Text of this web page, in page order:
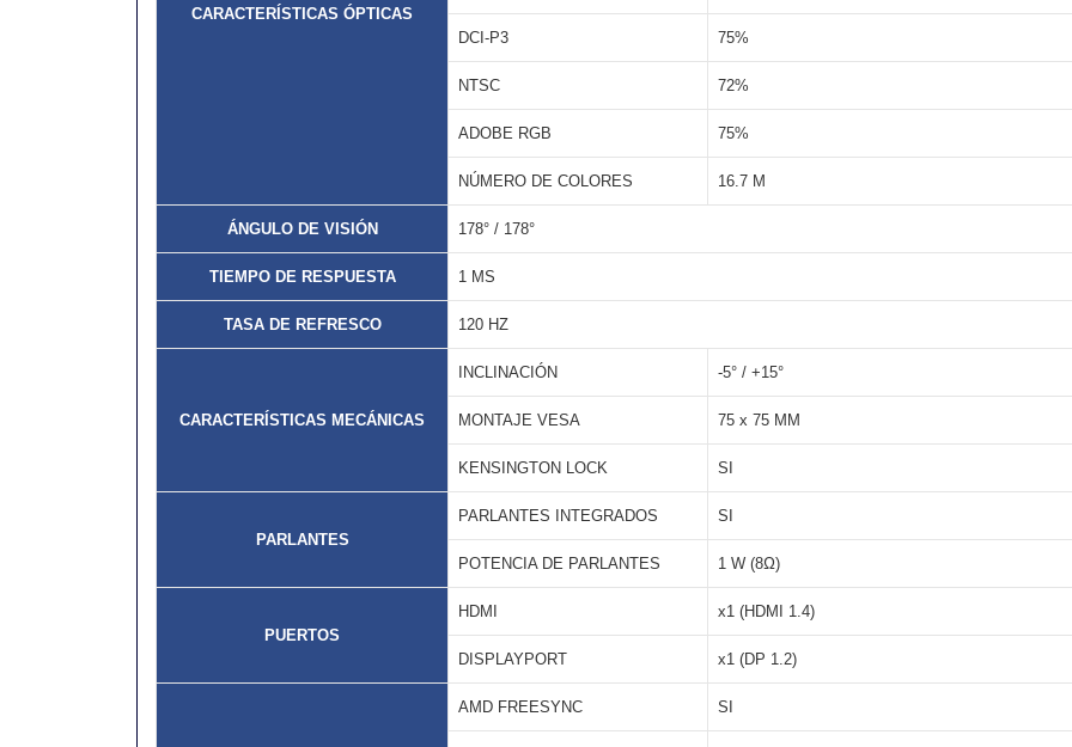
CARACTERÍSTICAS ÓPTICAS
DCI-P3 75%
NTSC 72%
ADOBE RGB 75%
NÚMERO DE COLORES 16.7 M
ÁNGULO DE VISIÓN 178° / 178°
TIEMPO DE RESPUESTA 1 MS
TASA DE REFRESCO 120 HZ
CARACTERÍSTICAS MECÁNICAS
INCLINACIÓN -5° / +15°
MONTAJE VESA 75 x 75 MM
KENSINGTON LOCK SI
PARLANTES
PARLANTES INTEGRADOS SI
POTENCIA DE PARLANTES 1 W (8Ω)
PUERTOS
HDMI x1 (HDMI 1.4)
DISPLAYPORT x1 (DP 1.2)
AMD FREESYNC SI